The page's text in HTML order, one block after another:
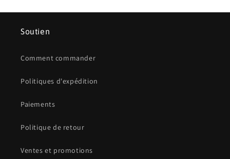
Soutien
Comment commander
Politiques d'expédition
Paiements
Politique de retour
Ventes et promotions